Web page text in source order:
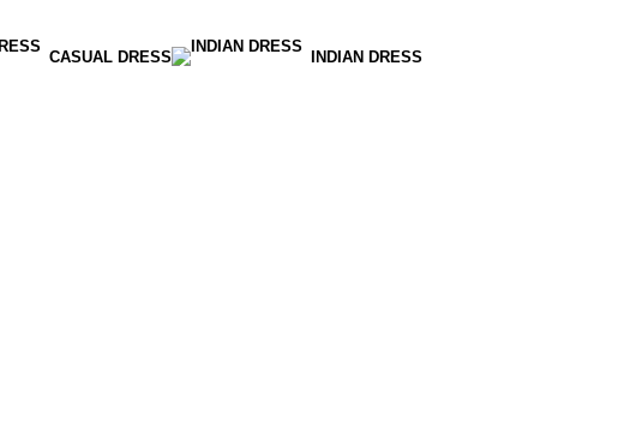
CASUAL DRESS
INDIAN DRESS